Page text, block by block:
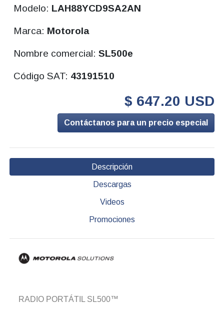
Modelo: LAH88YCD9SA2AN
Marca: Motorola
Nombre comercial:SL500e
Código SAT: 43191510
$ 647.20 USD
Contáctanos para un precio especial
Descripción
Descargas
Videos
Promociones
RADIO PORTÁTIL SL500™